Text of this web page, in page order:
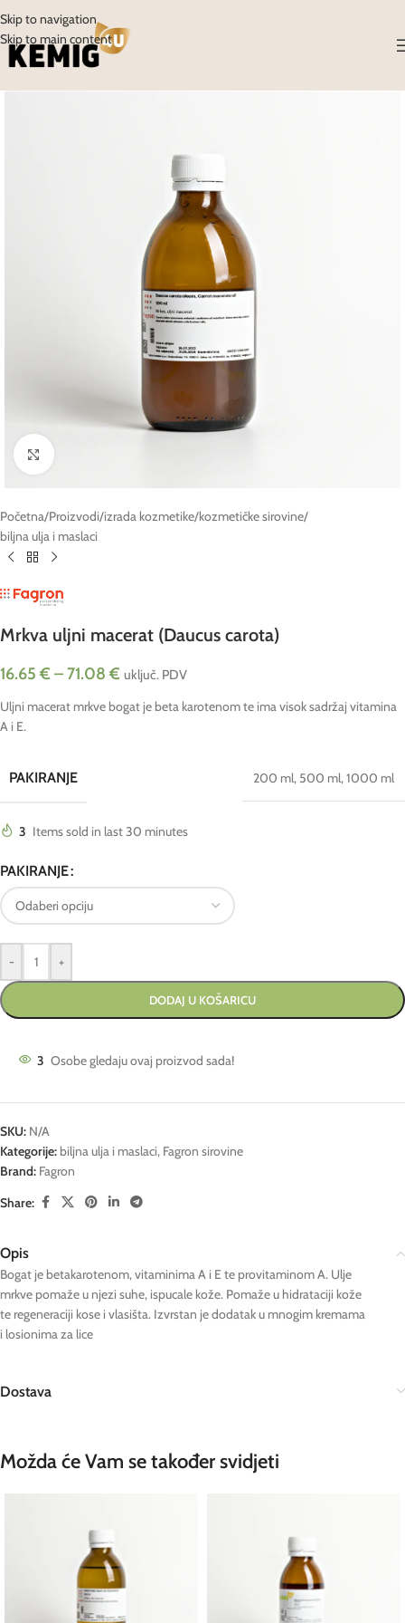
Skip to navigation
Skip to main content
Click to enlarge
Početna/Proizvodi/izrada kozmetike/kozmetičke sirovine/
biljna ulja i maslaci
Mrkva uljni macerat (Daucus carota)
16.65 € –71.08 € uključ. PDV
Uljni macerat mrkve bogat je beta karotenom te ima visok sadržaj vitamina
A i E.
PAKIRANJE 200 ml, 500 ml,1000 ml
3 Items sold in last 30 minutes
PAKIRANJE
- +
DODAJ U KOŠARICU
3 Osobe gledaju ovaj proizvod sada!
SKU: N/A
Kategorije: biljna ulja i maslaci, Fagron sirovine
Brand: Fagron
Share:
Opis
Bogat je betakarotenom, vitaminima A i E te provitaminom A. Ulje
mrkve pomaže u njezi suhe, ispucale kože. Pomaže u hidrataciji kože
te regeneraciji kose i vlasišta. Izvrstan je dodatak u mnogim kremama
i losionima za lice
Dostava
Možda će Vam se također svidjeti